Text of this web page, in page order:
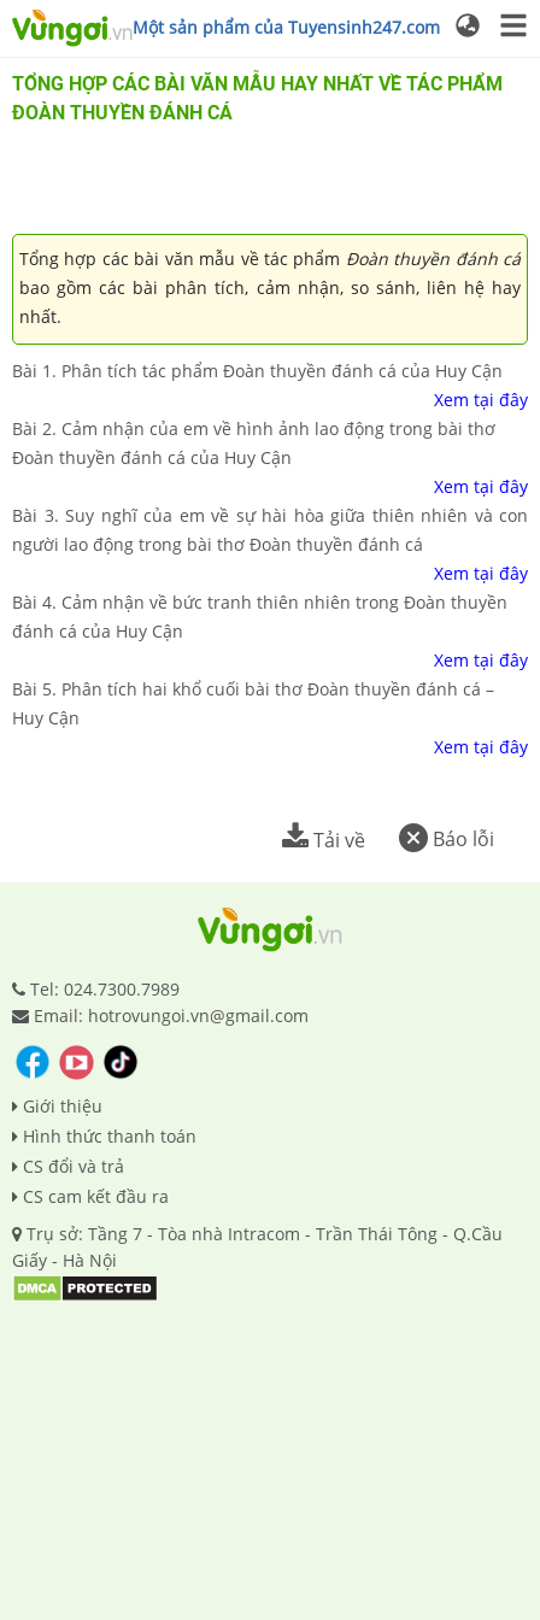
Một sản phẩm của Tuyensinh247.com
TỔNG HỢP CÁC BÀI VĂN MẪU HAY NHẤT VỀ TÁC PHẨM
ĐOÀN THUYỀN ĐÁNH CÁ
Tổng hợp các bài văn mẫu về tác phẩm Đoàn thuyền đánh cá
bao gồm các bài phân tích, cảm nhận, so sánh, liên hệ hay
nhất.
Bài 1. Phân tích tác phẩm Đoàn thuyền đánh cá của Huy Cận
Xem tại đây
Bài 2. Cảm nhận của em về hình ảnh lao động trong bài thơ
Đoàn thuyền đánh cá của Huy Cận
Xem tại đây
Bài 3. Suy nghĩ của em về sự hài hòa giữa thiên nhiên và con
người lao động trong bài thơ Đoàn thuyền đánh cá
Xem tại đây
Bài 4. Cảm nhận về bức tranh thiên nhiên trong Đoàn thuyền
đánh cá của Huy Cận
Xem tại đây
Bài 5. Phân tích hai khổ cuối bài thơ Đoàn thuyền đánh cá –
Huy Cận
Xem tại đây
Báo lỗi
Tải về
Tel: 024.7300.7989
Email: hotrovungoi.vn@gmail.com
Giới thiệu
Hình thức thanh toán
CS đổi và trả
CS cam kết đầu ra
Trụ sở: Tầng 7 - Tòa nhà Intracom - Trần Thái Tông - Q.Cầu
Giấy - Hà Nội